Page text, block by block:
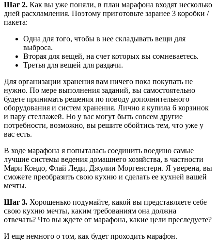
Шаг 2. Как вы уже поняли, в план марафона входят несколько
дней расхламления. Поэтому приготовьте заранее 3 коробки /
пакета:
Одна для того, чтобы в нее складывать вещи для
выброса.
Вторая для вещей, на счет которых вы сомневаетесь.
Третья для вещей для раздачи.
Для организации хранения вам ничего пока покупать не
нужно. По мере выполнения заданий, вы самостоятельно
будете принимать решения по поводу дополнительного
оборудования и систем хранения. Лично я купила 6 корзинок
и пару стеллажей. Но у вас могут быть совсем другие
потребности, возможно, вы решите обойтись тем, что уже у
вас есть.
В ходе марафона я попыталась соединить воедино самые
лучшие системы ведения домашнего хозяйства, в частности
Мари Кондо, Флай Леди, Джулии Моргенстерн. Я уверена, вы
сможете преобразить свою кухню и сделать ее кухней вашей
мечты.
Шаг 3. Хорошенько подумайте, какой вы представляете себе
свою кухню мечты, каким требованиям она должна
отвечать? Что вы ждете от марафона, какие цели преследуете?
И еще немного о том, как будет проходить марафон.